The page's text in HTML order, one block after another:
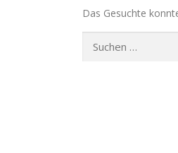
Das Gesuchte
nach: